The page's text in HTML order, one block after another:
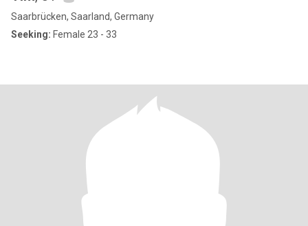
Saarbrücken, Saarland, Germany
Seeking: Female 23 - 33